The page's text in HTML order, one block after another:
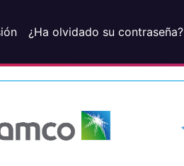
¿Ha olvidado su contraseña?